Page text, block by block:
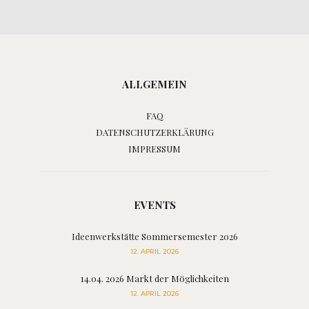
ALLGEMEIN
FAQ
DATENSCHUTZERKLÄRUNG
IMPRESSUM
EVENTS
Ideenwerkstätte Sommersemester 2026
12. APRIL 2026
14.04. 2026 Markt der Möglichkeiten
12. APRIL 2026